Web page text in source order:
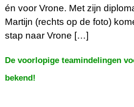
én voor Vrone. Met zijn
Martijn (rechts op de foto)
stap naar Vrone […]
De voorlopige teamindelingen
bekend!